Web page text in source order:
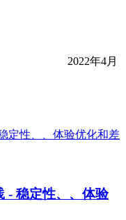
2022年4月
- 稳定性、、体验